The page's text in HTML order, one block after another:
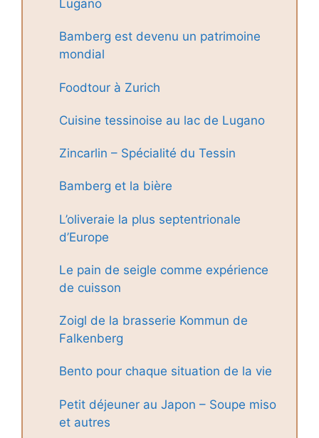
Lugano
Bamberg est devenu un patrimoine
mondial
Foodtour à Zurich
Cuisine tessinoise au lac de Lugano
Zincarlin – Spécialité du Tessin
Bamberg et la bière
L’oliveraie la plus septentrionale
d’Europe
Le pain de seigle comme expérience
de cuisson
Zoigl de la brasserie Kommun de
Falkenberg
Bento pour chaque situation de la vie
Petit déjeuner au Japon – Soupe miso
et autres